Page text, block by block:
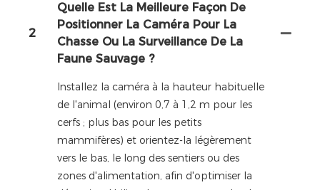
2
Quelle Est La Meilleure Façon De
Positionner La Caméra Pour La
Chasse Ou La Surveillance De La
Faune Sauvage ?
Installez la caméra à la hauteur habituelle
de l'animal (environ 0,7 à 1,2 m pour les
cerfs ; plus bas pour les petits
mammifères) et orientez-la légèrement
vers le bas, le long des sentiers ou des
zones d'alimentation, afin d'optimiser la